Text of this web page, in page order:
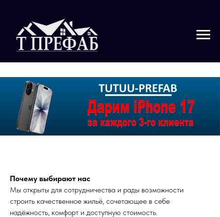
Почему выбирают нас
Мы открыты для сотрудничества и рады возможности
строить качественное жильё, сочетающее в себе
надёжность, комфорт и доступную стоимость.